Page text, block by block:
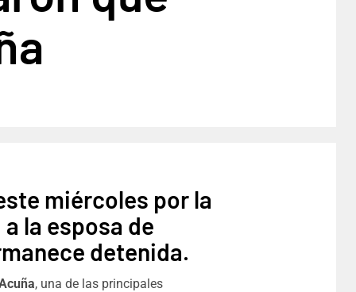
miércoles por la
la esposa de
detenida.
, una de las principales